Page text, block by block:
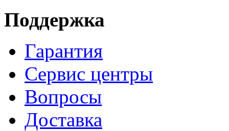
Поддержка
Гарантия
Сервис центры
Вопросы
Доставка